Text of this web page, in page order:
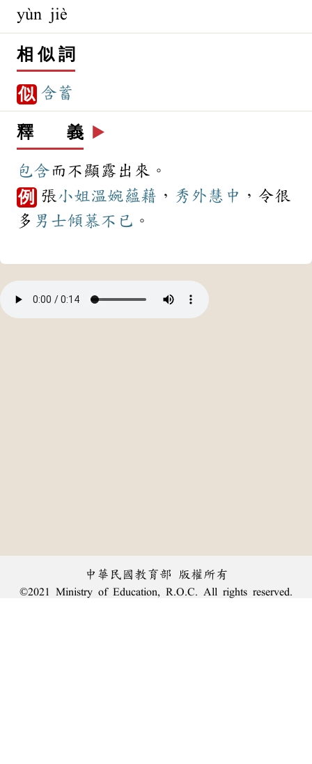
yùn jiè
相 似 詞
似 含蓄
釋 義 ▶️
包含 而不顯露出來。
例 張小姐溫婉蘊藉 ， 秀外慧中 ，令很
多 男士傾慕不已 。
中華民國教育部 版權所有
©2021 Ministry of Education, R.O.C. All rights reserved.